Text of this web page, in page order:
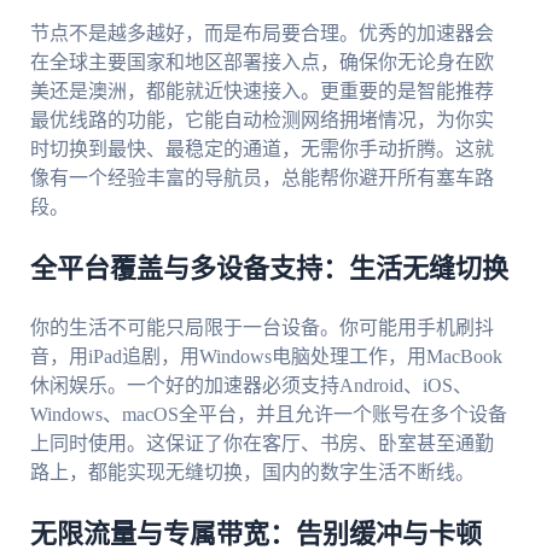
节点不是越多越好，而是布局要合理。优秀的加速器会
在全球主要国家和地区部署接入点，确保你无论身在欧
美还是澳洲，都能就近快速接入。更重要的是智能推荐
最优线路的功能，它能自动检测网络拥堵情况，为你实
时切换到最快、最稳定的通道，无需你手动折腾。这就
像有一个经验丰富的导航员，总能帮你避开所有塞车路
段。
全平台覆盖与多设备支持：生活无缝切换
你的生活不可能只局限于一台设备。你可能用手机刷抖
音，用iPad追剧，用Windows电脑处理工作，用MacBook
休闲娱乐。一个好的加速器必须支持Android、iOS、
Windows、macOS全平台，并且允许一个账号在多个设备
上同时使用。这保证了你在客厅、书房、卧室甚至通勤
路上，都能实现无缝切换，国内的数字生活不断线。
无限流量与专属带宽：告别缓冲与卡顿